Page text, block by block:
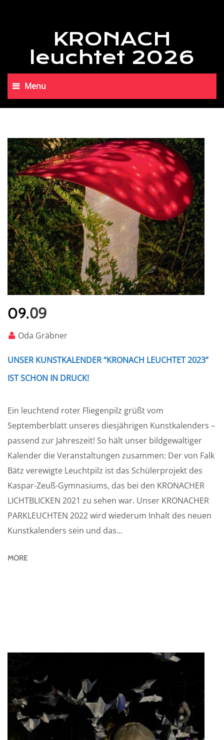
KRONACH
leuchtet 2026
Menu
09.09
Oda Gräbner
UNSER KUNSTKALENDER “KRONACH LEUCHTET 2023”
IST SCHON IN DRUCK!
Ein leuchtend roter Fliegenpilz grüßt vom
Septemberblatt unseres diesjährigen Kunstkalenders –
passend zur Jahreszeit! So hält unser bildgewaltiger
Kalender die Veranstaltungen zusammen: Der von Falk
Bätz verewigte Leuchtpilz ist das Schülerprojekt des
Kaspar-Zeuß-Gymnasiums, das bei den KRONACHER
LICHTBLICKEN 2021 zu sehen war. Unser KRONACHER
PARKLEUCHTEN 2022 wird wiederum Inhalt des neuen
Kunstkalenders sein und das...
MORE